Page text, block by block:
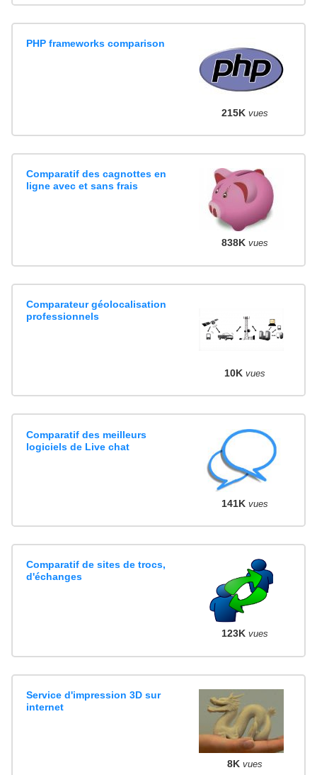
PHP frameworks comparison
215K vues
Comparatif des cagnottes en
ligne avec et sans frais
838K vues
Comparateur géolocalisation
professionnels
10K vues
Comparatif des meilleurs
logiciels de Live chat
141K vues
Comparatif de sites de trocs,
d'échanges
123K vues
Service d'impression 3D sur
internet
8K vues